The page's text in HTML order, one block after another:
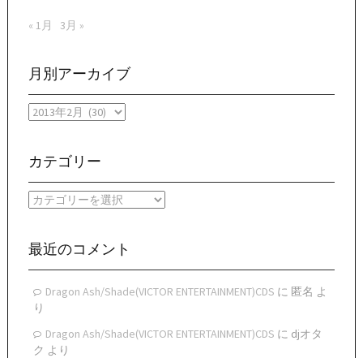
« 1月 3月 »
月別アーカイブ
月
ー
イ
ブ
カテゴリー
カ
リ
最近のコメント
Dragon Ash/Shade(VICTOR ENTERTAINMENT)CDS に 匿名 よ
り
Dragon Ash/Shade(VICTOR ENTERTAINMENT)CDS に djオタ
ク より